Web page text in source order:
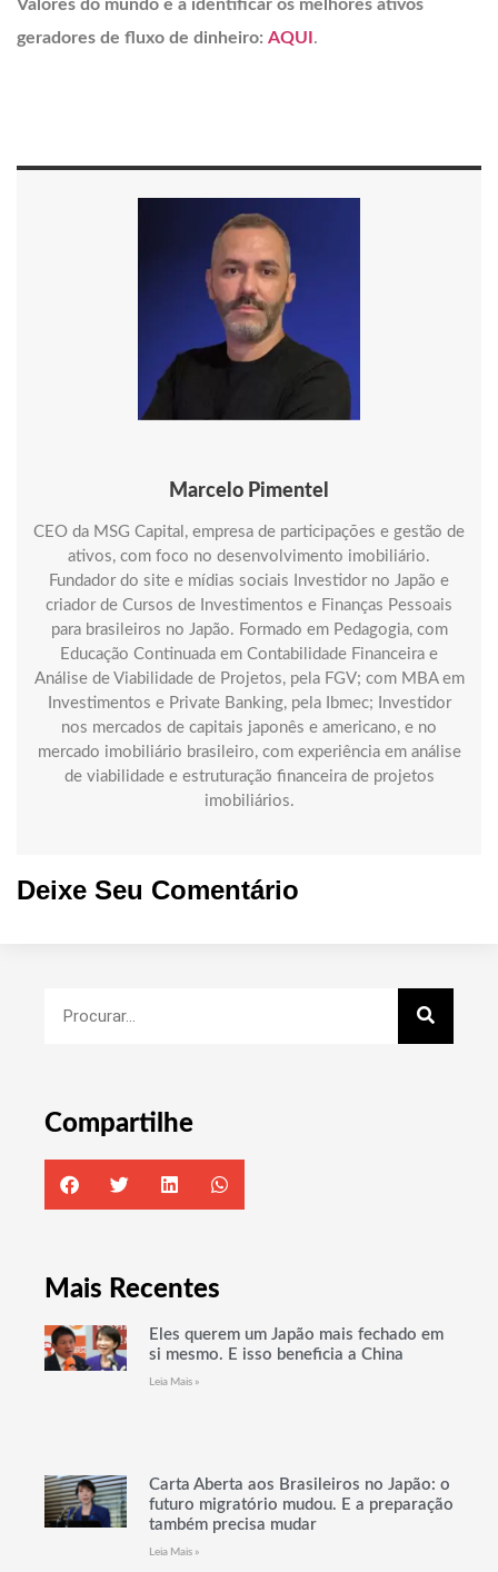
Valores do mundo e a identificar os melhores ativos
geradores de fluxo de dinheiro: AQUI .
Marcelo Pimentel
CEO da MSG Capital, empresa de participações e gestão de
ativos, com foco no desenvolvimento imobiliário.
Fundador do site e mídias sociais Investidor no Japão e
criador de Cursos de Investimentos e Finanças Pessoais
para brasileiros no Japão. Formado em Pedagogia, com
Educação Continuada em Contabilidade Financeira e
Análise de Viabilidade de Projetos, pela FGV; com MBA em
Investimentos e Private Banking, pela Ibmec; Investidor
nos mercados de capitais japonês e americano, e no
mercado imobiliário brasileiro, com experiência em análise
de viabilidade e estruturação financeira de projetos
imobiliários.
Deixe Seu Comentário
Compartilhe
Mais Recentes
Eles querem um Japão mais fechado em
si mesmo. E isso beneficia a China
Leia Mais »
Carta Aberta aos Brasileiros no Japão: o
futuro migratório mudou. E a preparação
também precisa mudar
Leia Mais »